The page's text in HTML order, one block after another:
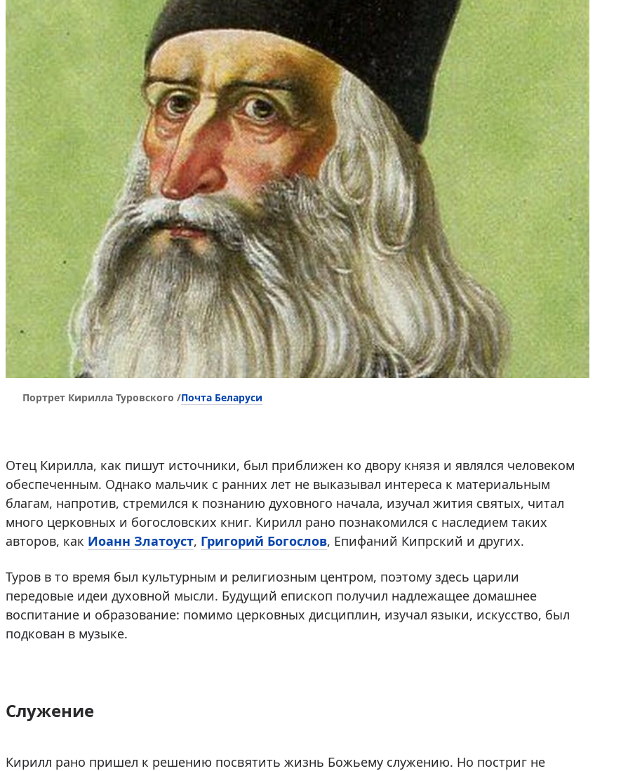
Портрет Кирилла Туровского /Почта Беларуси
Отец Кирилла, как пишут источники, был приближен ко двору князя и являлся человеком
обеспеченным. Однако мальчик с ранних лет не выказывал интереса к материальным
благам, напротив, стремился к познанию духовного начала, изучал жития святых, читал
много церковных и богословских книг. Кирилл рано познакомился с наследием таких
авторов, как Иоанн Златоуст, Григорий Богослов, Епифаний Кипрский и других.
Туров в то время был культурным и религиозным центром, поэтому здесь царили
передовые идеи духовной мысли. Будущий епископ получил надлежащее домашнее
воспитание и образование: помимо церковных дисциплин, изучал языки, искусство, был
подкован в музыке.
Служение
Кирилл рано пришел к решению посвятить жизнь Божьему служению. Но постриг не